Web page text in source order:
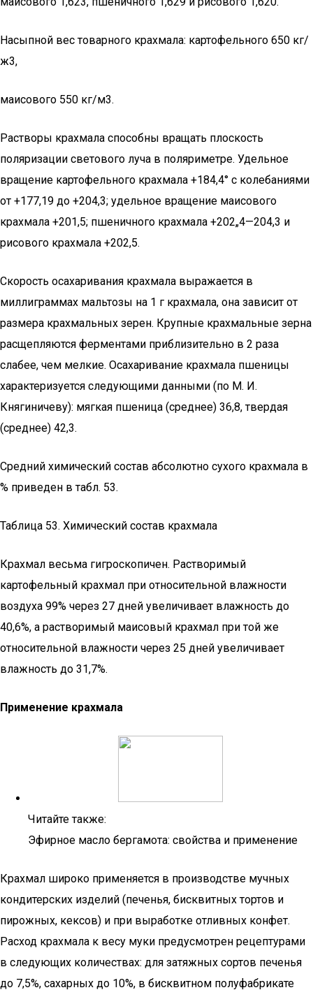
Насыпной вес товарного крахмала: картофельного 650 кг/
ж3,
маисового 550 кг/м3.
Растворы крахмала способны вращать плоскость
поляризации светового луча в поляриметре. Удельное
вращение картофельного крахмала +184,4° с колебаниями
от +177,19 до +204,3; удельное вращение маисового
крахмала +201,5; пшеничного крахмала +202„4—204,3 и
рисового крахмала +202,5.
Скорость осахаривания крахмала выражается в
миллиграммах мальтозы на 1 г крахмала, она зависит от
размера крахмальных зерен. Крупные крахмальные зерна
расщепляются ферментами при­близительно в 2 раза
слабее, чем мелкие. Осахаривание крахмала пшеницы
характеризуется следующими данными (по М. И.
Княгиничеву): мягкая пшеница (среднее) 36,8, твердая
(среднее) 42,3.
Средний химический состав абсолютно сухого крахмала в
% приведен в табл. 53.
Таблица 53. Химический состав крахмала
Крахмал весьма гигроскопичен. Растворимый
картофельный крахмал при относительной влажности
воздуха 99% через 27 дней увеличивает влажность до
40,6%, а растворимый маисовый крах­мал при той же
относительной влажности через 25 дней увеличи­вает
влажность до 31,7%.
Применение крахмала
Читайте также:
Эфирное масло бергамота: свойства и применение
Крахмал широко применяется в производстве мучных
конди­терских изделий (печенья, бисквитных тортов и
пирожных, кексов) и при выработке отливных конфет.
Расход крахмала к весу муки предусмотрен рецептурами
в следующих количествах: для затяж­ных сортов печенья
до 7,5%, сахарных до 10%, в бисквитном полу­фабрикате